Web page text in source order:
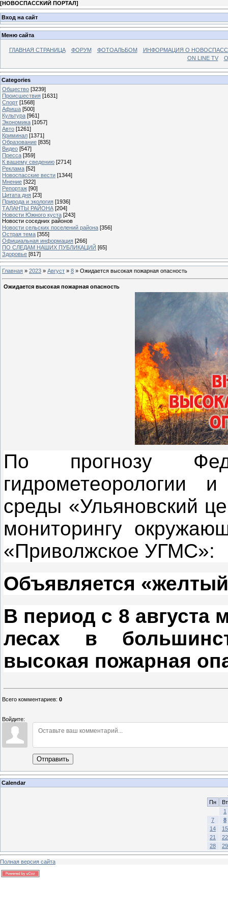
[НОВОСПАССКИЙ ПОРТАЛ]
Вход на сайт
Меню сайта
ГЛАВНАЯ СТРАНИЦА ФОРУМ ФОТОАЛЬБОМ
ИНФОРМАЦИЯ О
ON LINE TV
Categories
Общество [3239]
Происшествия [1631]
Спорт [1568]
Афиша [500]
Культура [961]
Экономика [1057]
Авто [1261]
Криминал [1371]
Образование [835]
Видео [547]
Пресса [359]
К вашему сведению [2714]
Реклама [52]
Новоспасские вести [1344]
Мнение [322]
Репортаж [90]
Цитата дня [23]
Природа и экология [1936]
ТАЛАНТЫ РАЙОНА [204]
Новости Южного куста [243]
Новости соседних районов
Новости сельских поселений района [356]
Острая тема [355]
Официальная информация [266]
ПО СЛЕДАМ НАШИХ ПУБЛИКАЦИЙ [65]
Здоровье [817]
Главная » 2023 » Август » 8 » Ожидается высокая пожарная опасность
Ожидается высокая пожарная опасность
По прогнозу
гидрометеорологии
среды «Ульяновский
мониторингу
«Приволжское УГМС»:
Объявляется
В период с 8 августа
лесах в
высокая пожарная
Всего комментариев: 0
Войдите:
Отправить
Calendar
Пн
Вт
1
7
8
14
15
21
22
28
29
Полная версия сайта